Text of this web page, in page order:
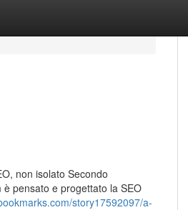
non isolato Secondo
è pensato e progettato la SEO
story17592097/a-